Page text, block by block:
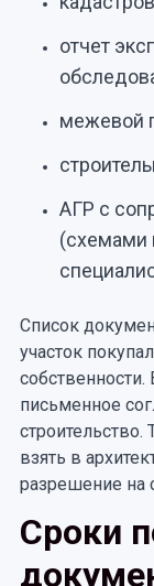
отчет
межевой
АГР с
(схемами
Список
участок
письменное
взять в
разрешение на
Сроки